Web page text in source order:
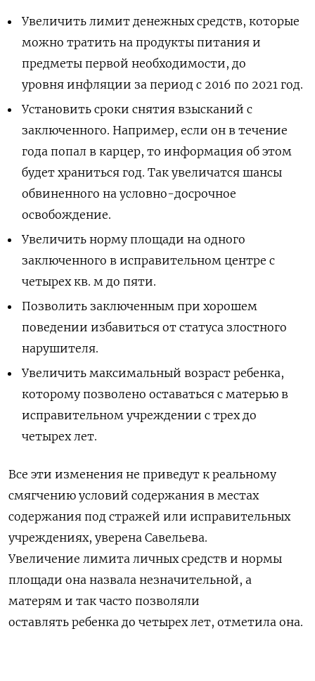
Увеличить лимит денежных средств, которые
можно тратить на продукты питания и
предметы первой необходимости, до
уровня инфляции за период с 2016 по 2021 год.
Установить сроки снятия взысканий с
заключенного. Например, если он в течение
года попал в карцер, то информация об этом
будет храниться год. Так увеличатся шансы
обвиненного на условно-досрочное
освобождение.
Увеличить норму площади на одного
заключенного в исправительном центре с
четырех кв. м до пяти.
Позволить заключенным при хорошем
поведении избавиться от статуса злостного
нарушителя.
Увеличить максимальный возраст ребенка,
которому позволено оставаться с матерью в
исправительном учреждении с трех до
четырех лет.
Все эти изменения не приведут к реальному
смягчению условий содержания в местах
содержания под стражей или исправительных
учреждениях, уверена Савельева.
Увеличение лимита личных средств и нормы
площади она назвала незначительной, а
матерям и так часто позволяли
оставлять ребенка до четырех лет, отметила она.